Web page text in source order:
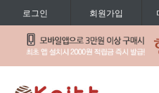
로그인 회원가입